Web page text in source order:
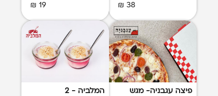
38 ₪
19 ₪
פיצה עגבניה- מגש
המלביה - 2